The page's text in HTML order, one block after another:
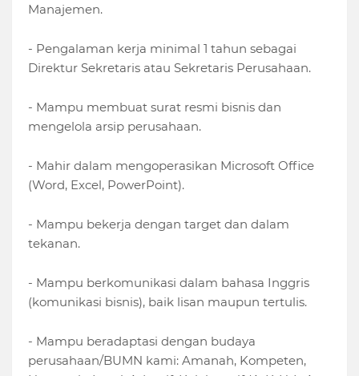
Manajemen.
- Pengalaman kerja minimal 1 tahun sebagai
Direktur Sekretaris atau Sekretaris Perusahaan.
- Mampu membuat surat resmi bisnis dan
mengelola arsip perusahaan.
- Mahir dalam mengoperasikan Microsoft Office
(Word, Excel, PowerPoint).
- Mampu bekerja dengan target dan dalam
tekanan.
- Mampu berkomunikasi dalam bahasa Inggris
(komunikasi bisnis), baik lisan maupun tertulis.
- Mampu beradaptasi dengan budaya
perusahaan/BUMN kami: Amanah, Kompeten,